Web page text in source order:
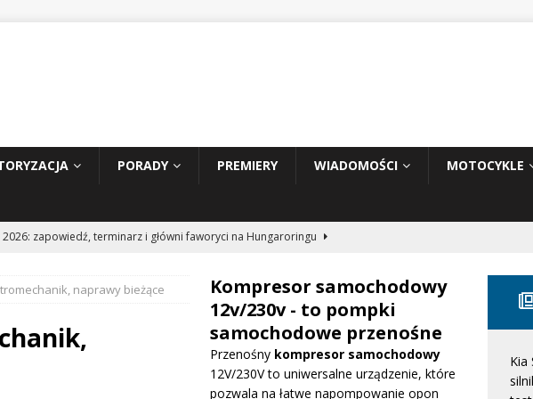
PORADY PREMIERY WIADOMOŚCI MOTOCYKLE
2026: zapowiedź, terminarz i główni faworyci na Hungaroringu
2: Tom Cruise wraca za kierownicę NASCAR
WIADOMOŚCI
dużą aktualizację na GP Węgier i testuje skrzydło Macarena
naprawy bieżące
Kompresor samochodowy
12v/230v - to pompki
samochodowe przenośne
Przenośny kompresor samochodowy
12V/230V to uniwersalne urządzenie, które
pozwala na łatwe napompowanie opon
Kia